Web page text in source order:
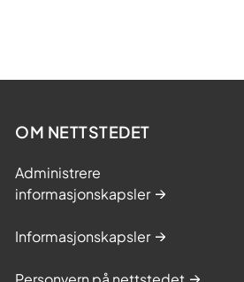
OM NETTSTEDET
Administrere
informasjonskapsler
Informasjonskapsler